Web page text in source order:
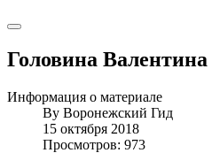
Головина
Информация о материале
By Воронежский Гид
15 октября 2018
Просмотров: 973